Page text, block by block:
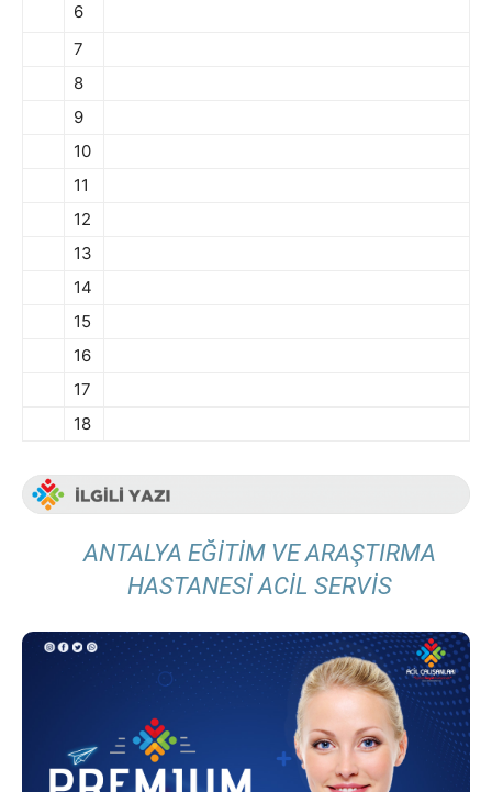
6
7
8
9
10
11
12
13
14
15
16
17
18
ANTALYA EĞITIM VE ARAŞTIRMA
HASTANESI ACIL SERVIS